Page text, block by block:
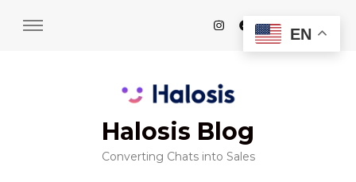
Halosis Blog
Converting Chats into Sales
EN